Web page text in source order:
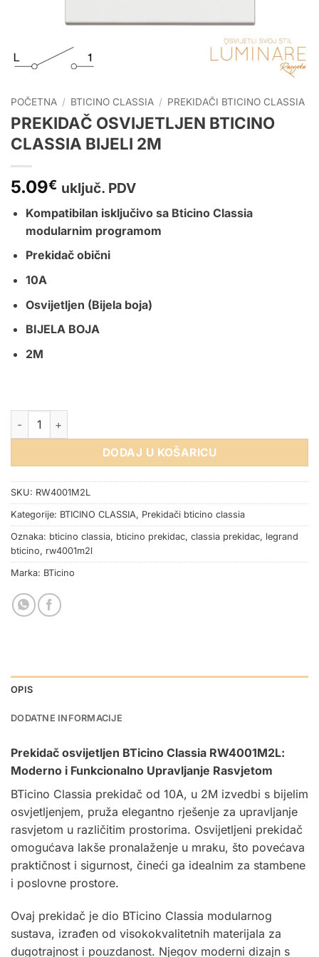
POČETNA / BTICINO CLASSIA / PREKIDAČI BTICINO CLASSIA
PREKIDAČ OSVIJETLJEN BTICINO
CLASSIA BIJELI 2M
5.09€ uključ. PDV
Kompatibilan isključivo sa Bticino Classia
modularnim programom
Prekidač obični
10A
Osvijetljen (Bijela boja)
BIJELA BOJA
2M
PREKIDAČ OSVIJETLJEN BTICINO CLASSIA BIJELI 2M količina
DODAJ U KOŠARICU
SKU: RW4001M2L
Kategorije: BTICINO CLASSIA, Prekidači bticino classia
Oznaka: bticino classia, bticino prekidac, classia prekidac, legrand
bticino, rw4001m2l
Marka: BTicino
OPIS
DODATNE INFORMACIJE
Prekidač osvijetljen BTicino Classia RW4001M2L:
Moderno i Funkcionalno Upravljanje Rasvjetom
BTicino Classia prekidač od 10A, u 2M izvedbi s bijelim
osvjetljenjem, pruža elegantno rješenje za upravljanje
rasvjetom u različitim prostorima. Osvijetljeni prekidač
omogućava lakše pronalaženje u mraku, što povećava
praktičnost i sigurnost, čineći ga idealnim za stambene
i poslovne prostore.
Ovaj prekidač je dio BTicino Classia modularnog
sustava, izrađen od visokokvalitetnih materijala za
dugotrajnost i pouzdanost. Njegov moderni dizajn s